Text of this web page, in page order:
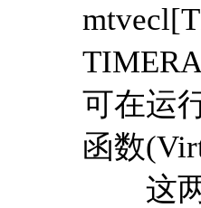
可在运
函数
这两